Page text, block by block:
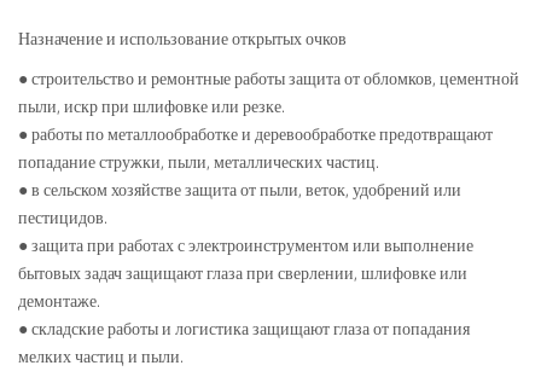
Назначение и использование открытых очков
● строительство и ремонтные работы защита от обломков, цементной
пыли, искр при шлифовке или резке.
● работы по металлообработке и деревообработке предотвращают
попадание стружки, пыли, металлических частиц.
● в сельском хозяйстве защита от пыли, веток, удобрений или
пестицидов.
● защита при работах с электроинструментом или выполнение
бытовых задач защищают глаза при сверлении, шлифовке или
демонтаже.
● складские работы и логистика защищают глаза от попадания
мелких частиц и пыли.